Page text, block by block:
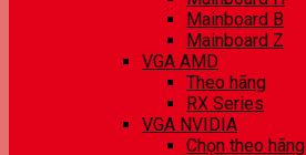
Mainboard B
Mainboard Z
VGA AMD
Theo hãng
RX Series
VGA NVIDIA
Chọn theo hãng